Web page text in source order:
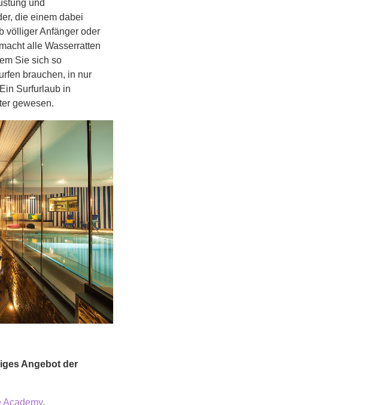
und
die einem dabei
völliger Anfänger oder
alle Wasserratten
Sie sich so
brauchen, in nur
Surfurlaub in
gewesen.
Angebot der
Academy,